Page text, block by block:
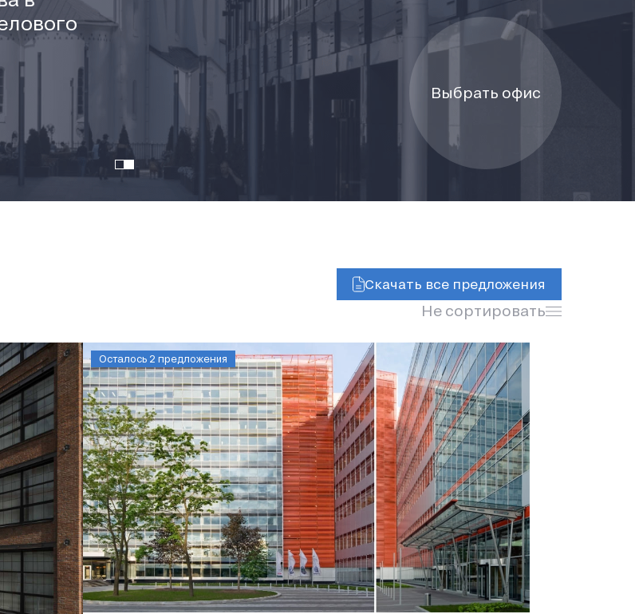
Выбрать офис
Скачать все предложения
Не сортировать
Осталось 2 предложения